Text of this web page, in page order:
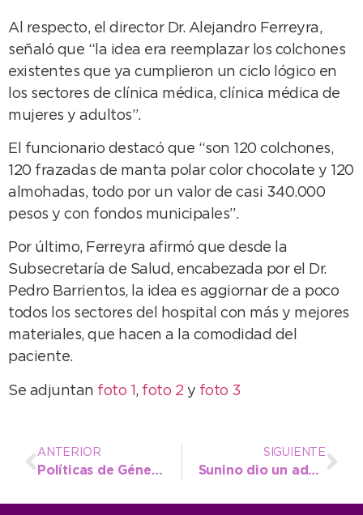
Al respecto, el director Dr. Alejandro Ferreyra,
señaló que “la idea era reemplazar los colchones
existentes que ya cumplieron un ciclo lógico en
los sectores de clínica médica, clínica médica de
mujeres y adultos”.
El funcionario destacó que “son 120 colchones,
120 frazadas de manta polar color chocolate y 120
almohadas, todo por un valor de casi 340.000
pesos y con fondos municipales”.
Por último, Ferreyra afirmó que desde la
Subsecretaría de Salud, encabezada por el Dr.
Pedro Barrientos, la idea es aggiornar de a poco
todos los sectores del hospital con más y mejores
materiales, que hacen a la comodidad del
paciente.
Se adjuntan foto 1 , foto 2 y foto 3
ANTERIOR
Políticas de Género adhiere a la marcha contra los femicidios
SIGUIENTE
Sunino dio un adelanto del show de “PapelNonos”